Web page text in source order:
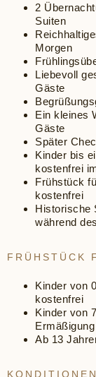
2
Suiten
Morgen
Liebevoll
Gäste
Ein kleines
Gäste
Später
Kinder bis
kostenfrei
Frühstück
kostenfrei
Historische
während
FRÜHSTÜCK
Kinder von
kostenfrei
Kinder von
Ab 13
KONDITIONEN